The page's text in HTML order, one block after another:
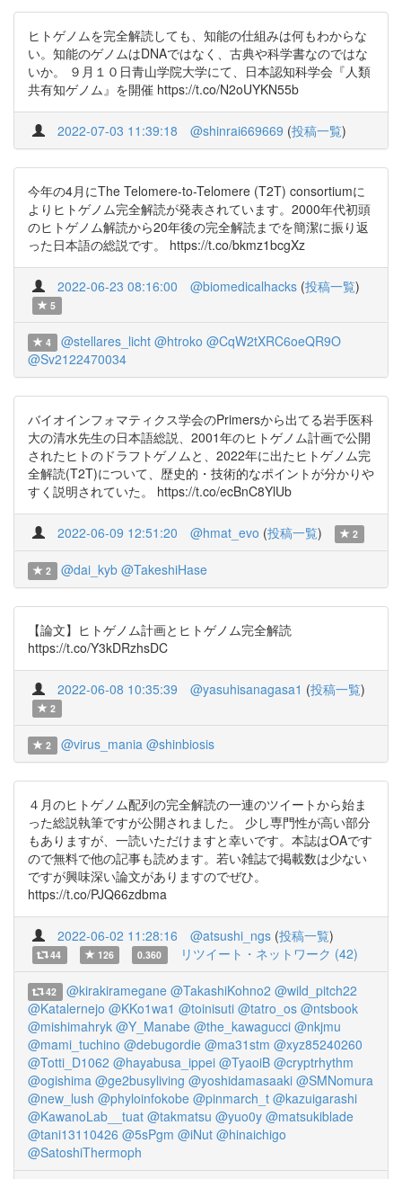
ヒトゲノムを完全解読しても、知能の仕組みは何もわからな
い。知能のゲノムはDNAではなく、古典や科学書なのではな
いか。 ９月１０日青山学院大学にて、日本認知科学会『人類
共有知ゲノム』を開催 https://t.co/N2oUYKN55b
2022-07-03 11:39:18 @shinrai669669 (投稿一覧)
今年の4月にThe Telomere-to-Telomere (T2T) consortiumに
よりヒトゲノム完全解読が発表されています。2000年代初頭
のヒトゲノム解読から20年後の完全解読までを簡潔に振り返
った日本語の総説です。 https://t.co/bkmz1bcgXz
2022-06-23 08:16:00 @biomedicalhacks (投稿一覧)
5
4 @stellares_licht @htroko @CqW2tXRC6oeQR9O
@Sv2122470034
バイオインフォマティクス学会のPrimersから出てる岩手医科
大の清水先生の日本語総説、2001年のヒトゲノム計画で公開
されたヒトのドラフトゲノムと、2022年に出たヒトゲノム完
全解読(T2T)について、歴史的・技術的なポイントが分かりや
すく説明されていた。 https://t.co/ecBnC8YlUb
2022-06-09 12:51:20 @hmat_evo (投稿一覧) 2
2 @dai_kyb @TakeshiHase
【論文】ヒトゲノム計画とヒトゲノム完全解読
https://t.co/Y3kDRzhsDC
2022-06-08 10:35:39 @yasuhisanagasa1 (投稿一覧)
2
2 @virus_mania @shinbiosis
４月のヒトゲノム配列の完全解読の一連のツイートから始ま
った総説執筆ですが公開されました。 少し専門性が高い部分
もありますが、一読いただけますと幸いです。本誌はOAです
ので無料で他の記事も読めます。若い雑誌で掲載数は少ない
ですが興味深い論文がありますのでぜひ。
https://t.co/PJQ66zdbma
2022-06-02 11:28:16 @atsushi_ngs (投稿一覧)
44 126 0.360 リツイート・ネットワーク (42)
42 @kirakiramegane @TakashiKohno2 @wild_pitch22
@Katalernejo @KKo1wa1 @toinisuti @tatro_os @ntsbook
@mishimahryk @Y_Manabe @the_kawagucci @nkjmu
@mami_tuchino @debugordie @ma31stm @xyz85240260
@Totti_D1062 @hayabusa_ippei @TyaoiB @cryptrhythm
@ogishima @ge2busyliving @yoshidamasaaki @SMNomura
@new_lush @phyloinfokobe @pinmarch_t @kazuigarashi
@KawanoLab__tuat @takmatsu @yuo0y @matsukiblade
@tani13110426 @5sPgm @iNut @hinaichigo
@SatoshiThermoph